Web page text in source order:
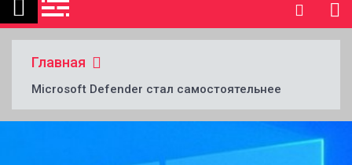
Главная
Microsoft Defender стал самостоятельнее